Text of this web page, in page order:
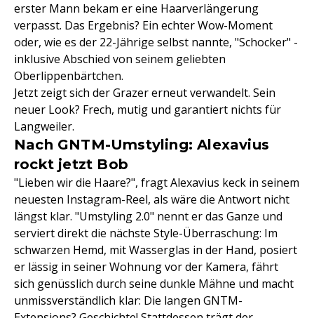
erster Mann bekam er eine Haarverlängerung
verpasst. Das Ergebnis? Ein echter Wow-Moment
oder, wie es der 22-Jährige selbst nannte, "Schocker" -
inklusive Abschied von seinem geliebten
Oberlippenbärtchen.
Jetzt zeigt sich der Grazer erneut verwandelt. Sein
neuer Look? Frech, mutig und garantiert nichts für
Langweiler.
Nach GNTM-Umstyling: Alexavius
rockt jetzt Bob
"Lieben wir die Haare?", fragt Alexavius keck in seinem
neuesten Instagram-Reel, als wäre die Antwort nicht
längst klar. "Umstyling 2.0" nennt er das Ganze und
serviert direkt die nächste Style-Überraschung: Im
schwarzen Hemd, mit Wasserglas in der Hand, posiert
er lässig in seiner Wohnung vor der Kamera, fährt
sich genüsslich durch seine dunkle Mähne und macht
unmissverständlich klar: Die langen GNTM-